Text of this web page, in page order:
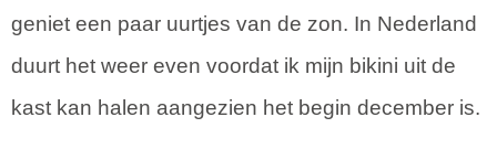
geniet een paar uurtjes van de zon. In Nederland
duurt het weer even voordat ik mijn bikini uit de
kast kan halen aangezien het begin december is.